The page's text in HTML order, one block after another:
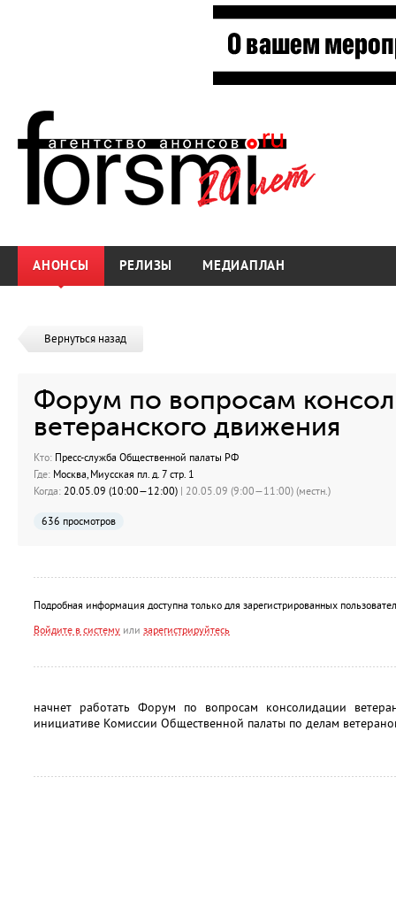
АНОНСЫ РЕЛИЗЫ МЕДИАПЛАН
Вернуться назад
Форум по вопросам
ветеранского движения
Кто: Пресс-служба Общественной палаты РФ
Где: Москва, Миусская пл. д. 7 стр. 1
Когда: 20.05.09 (10:00—12:00) | 20.05.09 (9:00—11:00) (местн.)
636 просмотров
Подробная информация доступна только для зарегистрированных
Войдите в систему или зарегистрируйтесь
начнет работать Форум по вопросам консолидации
инициативе Комиссии Общественной палаты по делам